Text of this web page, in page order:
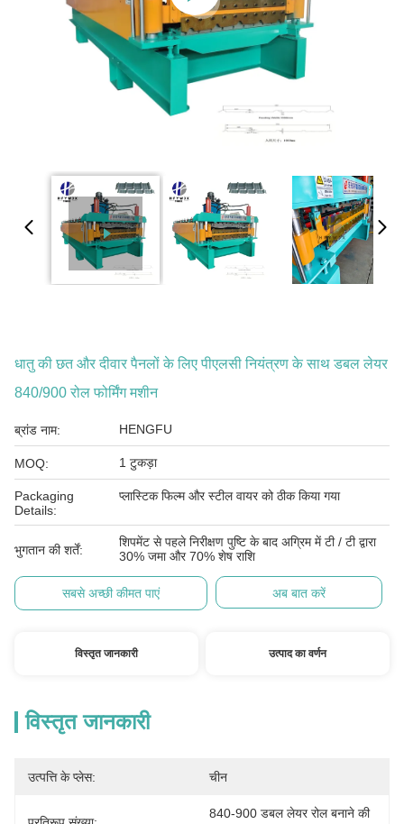
धातु की छत और दीवार पैनलों के लिए पीएलसी नियंत्रण के साथ डबल लेयर
840/900 रोल फोर्मिंग मशीन
ब्रांड नाम: HENGFU
MOQ: 1 टुकड़ा
Packaging
Details:
प्लास्टिक फिल्म और स्टील वायर को ठीक किया गया
भुगतान की शर्तें:
शिपमेंट से पहले निरीक्षण पुष्टि के बाद अग्रिम में टी / टी द्वारा
30% जमा और 70% शेष राशि
सबसे अच्छी कीमत पाएं अब बात करें
विस्तृत जानकारी उत्पाद का वर्णन
विस्तृत जानकारी
उत्पत्ति के प्लेस: चीन
840-900 डबल लेयर रोल बनाने की